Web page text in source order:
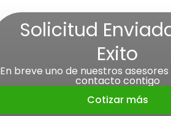
Solicitud
Exito
En breve uno de nuestros
contacto contigo
Cotizar más